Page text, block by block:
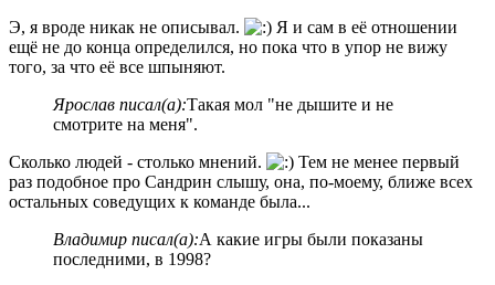
Э, я вроде никак не описывал.
Я и сам в её отношении
ещё не до конца определился, но пока что в упор не вижу
того, за что её все шпыняют.
Ярослав писал(а):Такая мол "не дышите и не
смотрите на меня".
Сколько людей - столько мнений.
Тем не менее первый
раз подобное про Сандрин слышу, она, по-моему, ближе всех
остальных соведущих к команде была...
Владимир писал(а):А какие игры были показаны
последними, в 1998?